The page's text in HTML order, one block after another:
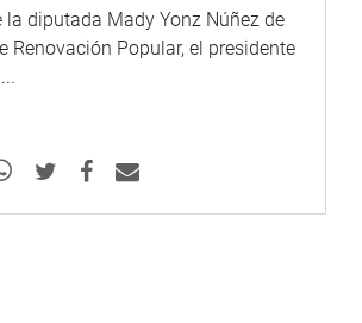
la diputada Mady Yonz Núñez de
Renovación Popular, el presidente